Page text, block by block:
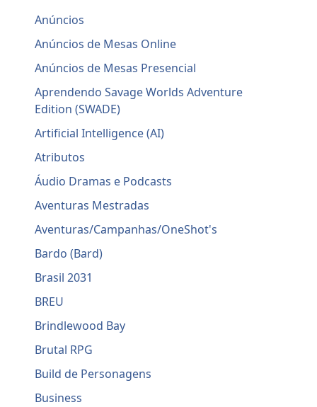
Anúncios
Anúncios de Mesas Online
Anúncios de Mesas Presencial
Aprendendo Savage Worlds Adventure
Edition (SWADE)
Artificial Intelligence (AI)
Atributos
Áudio Dramas e Podcasts
Aventuras Mestradas
Aventuras/Campanhas/OneShot's
Bardo (Bard)
Brasil 2031
BREU
Brindlewood Bay
Brutal RPG
Build de Personagens
Business